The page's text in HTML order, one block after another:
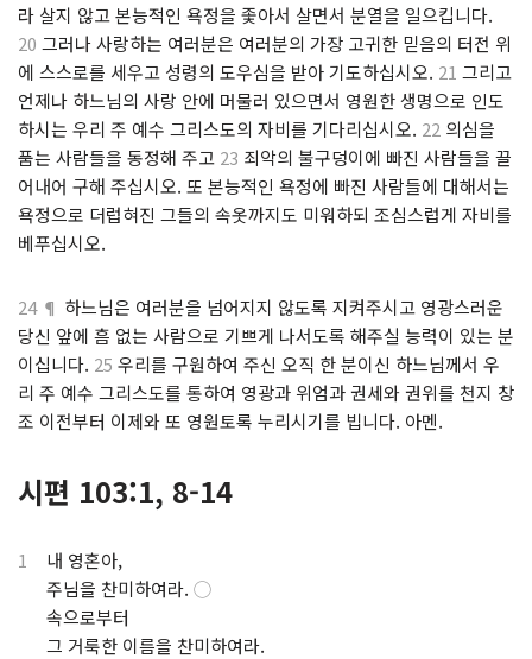
라 살지 않고 본능적인 욕정을 좇아서 살면서 분열을 일으킵니다.
20 그러나 사랑하는 여러분은 여러분의 가장 고귀한 믿음의 터전 위
에 스스로를 세우고 성령의 도우심을 받아 기도하십시오. 21 그리고
언제나 하느님의 사랑 안에 머물러 있으면서 영원한 생명으로 인도
하시는 우리 주 예수 그리스도의 자비를 기다리십시오. 22 의심을
품는 사람들을 동정해 주고 23 죄악의 불구덩이에 빠진 사람들을 끌
어내어 구해 주십시오. 또 본능적인 욕정에 빠진 사람들에 대해서는
욕정으로 더럽혀진 그들의 속옷까지도 미워하되 조심스럽게 자비를
베푸십시오.
24 ¶ 하느님은 여러분을 넘어지지 않도록 지켜주시고 영광스러운
당신 앞에 흠 없는 사람으로 기쁘게 나서도록 해주실 능력이 있는 분
이십니다. 25 우리를 구원하여 주신 오직 한 분이신 하느님께서 우
리 주 예수 그리스도를 통하여 영광과 위엄과 권세와 권위를 천지 창
조 이전부터 이제와 또 영원토록 누리시기를 빕니다. 아멘.
시편 103:1, 8-14
1
내 영혼아,
주님을 찬미하여라. ◯
속으로부터
그 거룩한 이름을 찬미하여라.